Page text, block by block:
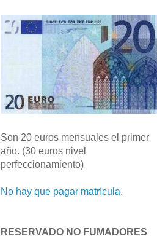
Son 20 euros mensuales el primer
año. (30 euros nivel
perfeccionamiento)
No hay que pagar matrícula.
RESERVADO NO FUMADORES